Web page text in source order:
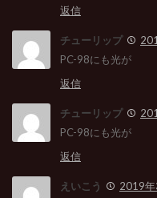
返信
チューリップ
PC-98にも光が
返信
チューリップ
PC-98にも光が
返信
えいこう
2019